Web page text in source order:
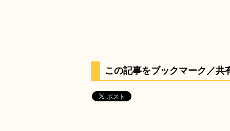
この記事をブックマーク／共